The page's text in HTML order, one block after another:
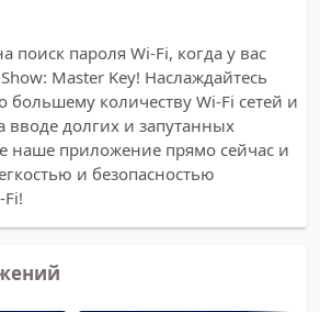
поиск пароля Wi-Fi, когда у вас
Master Key! Наслаждайтесь
большему количеству Wi-Fi сетей и
вводе долгих и запутанных
наше приложение прямо сейчас и
и безопасностью